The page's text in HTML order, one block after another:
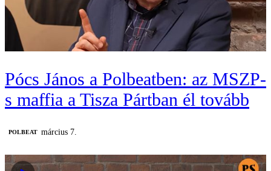
Pócs János a Polbeatben: az MSZP-
s maffia a Tisza Pártban él tovább
‎POLBEAT március 7.